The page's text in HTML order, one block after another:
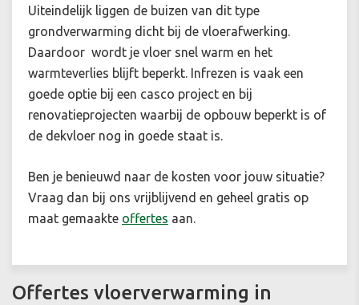
Uiteindelijk liggen de buizen van dit type
grondverwarming dicht bij de vloerafwerking.
Daardoor wordt je vloer snel warm en het
warmteverlies blijft beperkt. Infrezen is vaak een
goede optie bij een casco project en bij
renovatieprojecten waarbij de opbouw beperkt is of
de dekvloer nog in goede staat is.
Ben je benieuwd naar de kosten voor jouw situatie?
Vraag dan bij ons vrijblijvend en geheel gratis op
maat gemaakte offertes aan.
Offertes vloerverwarming in